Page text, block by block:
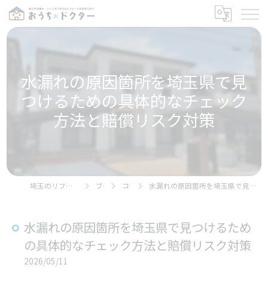
水漏れの原因箇所を埼玉県で見
つけるための具体的なチェック
方法と賠償リスク対策
埼玉のリフォームならおうちドクター ブログ コラム 水漏れの原因箇所を埼玉県で見つけるための具体的なチェック方法と賠償リスク対策
水漏れの原因箇所を埼玉県で見つけるため
の具体的なチェック方法と賠償リスク対策
2026/05/11